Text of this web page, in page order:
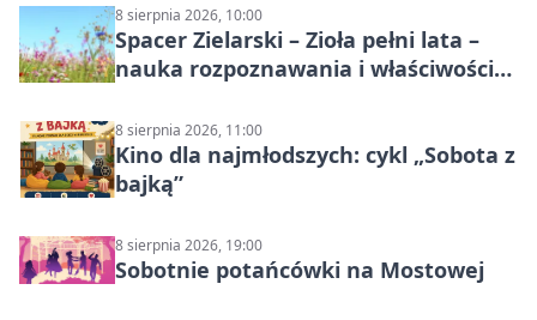
8 sierpnia 2026, 10:00
Spacer Zielarski – Zioła pełni lata –
nauka rozpoznawania i właściwości
8 sierpnia 2026, 11:00
Kino dla najmłodszych: cykl „Sobota z
bajką”
8 sierpnia 2026, 19:00
Sobotnie potańcówki na Mostowej